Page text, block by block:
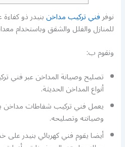
نوفرفني تركيب مداخنبنيدر ذو
للمنازل والفلل والشقق وباستخدام
ونقوم ب:
تصليح وصيانة المداخن عبر فني
أنواع المداخن الحديثة.
يعمل فني تركيب شفاطات مداخن
وصيانته وتصليحه.
أيضا يقوم فني كهربائي بنيدر